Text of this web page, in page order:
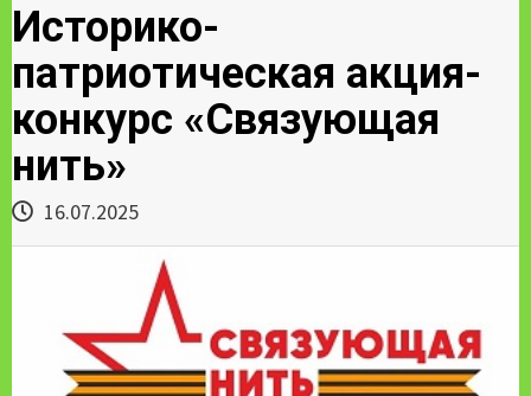
Историко-
патриотическая акция-
конкурс «Связующая
нить»
16.07.2025